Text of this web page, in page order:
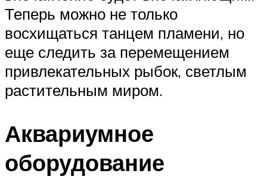
Теперь можно не только
восхищаться танцем пламени, но
еще следить за перемещением
привлекательных рыбок, светлым
растительным миром.
Аквариумное
оборудование